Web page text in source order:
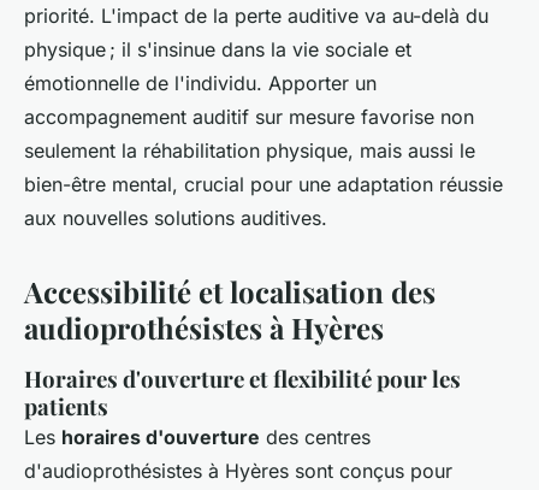
priorité. L'impact de la perte auditive va au-delà du
physique ; il s'insinue dans la vie sociale et
émotionnelle de l'individu. Apporter un
accompagnement auditif sur mesure favorise non
seulement la réhabilitation physique, mais aussi le
bien-être mental, crucial pour une adaptation réussie
aux nouvelles solutions auditives.
Accessibilité et localisation des
audioprothésistes à Hyères
Horaires d'ouverture et flexibilité pour les
patients
Les horaires d'ouverture des centres
d'audioprothésistes à Hyères sont conçus pour